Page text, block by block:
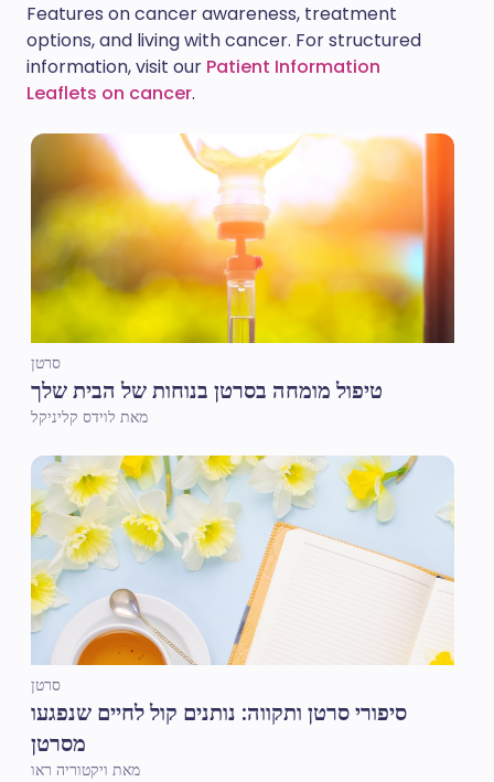
Features on cancer awareness, treatment
options, and living with cancer. For structured
information, visit our Patient Information
Leaflets on cancer.
סרטן
טיפול מומחה בסרטן בנוחות של הבית שלך
מאת לוידס קליניקל
סרטן
סיפורי סרטן ותקווה: נותנים קול לחיים שנפגעו
מסרטן
מאת ויקטוריה ראו